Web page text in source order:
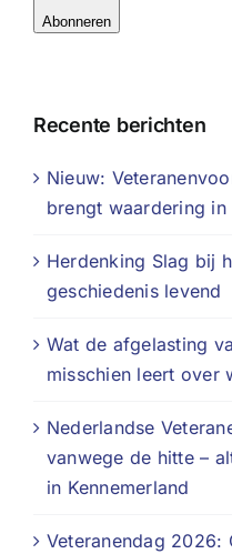
Abonneren
Recente berichten
Nieuw:
brengt waardering in
Herdenking Slag bij
geschiedenis levend
Wat de afgelasting
misschien leert over
Nederlandse
vanwege de hitte –
in Kennemerland
Veteranendag 2026: